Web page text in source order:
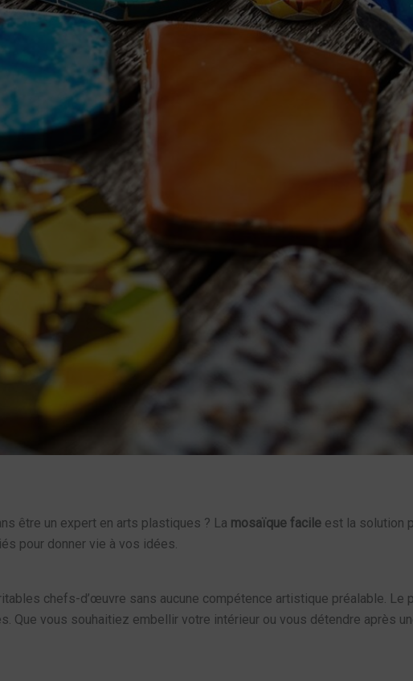
être un expert en arts plastiques ? La mosaïque facile est la solution
pour donner vie à vos idées.
chefs-d’œuvre sans aucune compétence artistique préalable.
Que vous souhaitiez embellir votre intérieur ou vous détendre après